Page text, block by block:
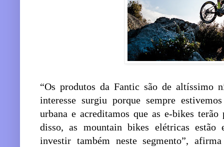
“Os produtos da Fantic são de altíssimo
interesse surgiu porque sempre
urbana e acreditamos que as e-bikes
disso, as mountain bikes elétricas estão
investir também neste segmento”,